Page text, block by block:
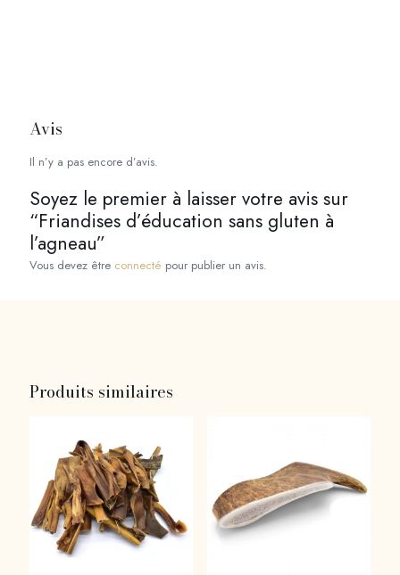
Avis
Il n’y a pas encore d’avis.
Soyez le premier à laisser votre avis sur
“Friandises d’éducation sans gluten à
l’agneau”
Vous devez être connecté pour publier un avis.
Produits similaires